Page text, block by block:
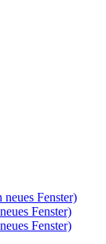
Fenster)
Fenster)
Fenster)